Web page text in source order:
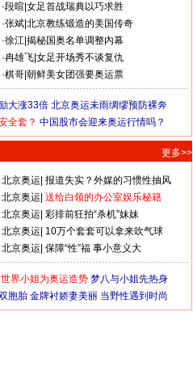
·段暄 女足首战瑞典以巧求胜
·张斌 北京教练锻造的美国传奇
·徐江 揭秘国奥名单调整内幕
·冉雄飞 女足开场秀不谈复仇
·棋哥 朝鲜美女团强要奥运票
大涨33倍 北京奥运未雨绸缪预防裸奔
全套？ 中国股市会迎来奥运行情吗？
更多>>
北京奥运 报道失实？外媒的习惯性抽风
北京奥运 送给白领的办公室娱乐秘籍
北京奥运 彩排前狂拍“杀机”妹妹
北京奥运 10万个套套可以拿来吹气球
北京奥运 保障“性”福 事小意义大
世界小姐为奥运造势 梦八与小姐先热身
胞胎 金牌衬娇妻美丽 当野性遇到时尚